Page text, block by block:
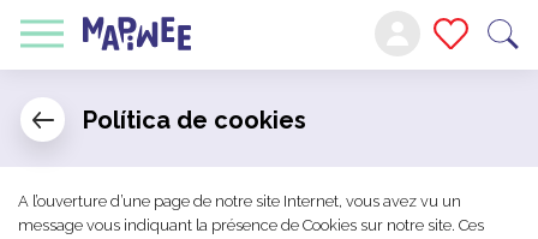
Política de cookies
A l’ouverture d’une page de notre site Internet, vous avez vu un
message vous indiquant la présence de Cookies sur notre site. Ces